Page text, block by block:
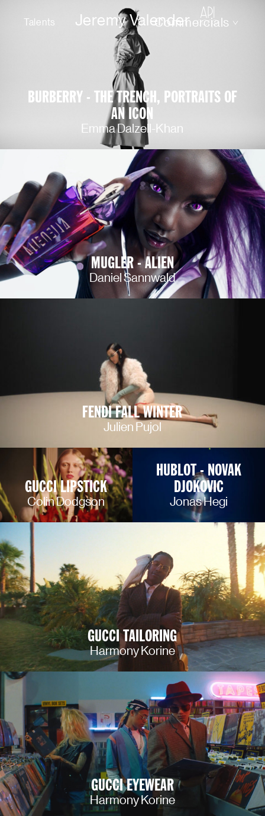
Talents Jeremy ValenderCommercials
BURBERRY - THE TRENCH, PORTRAITS OF
AN ICON
Emma Dalzell-Khan
MUGLER - ALIEN
Daniel Sannwald
FENDI FALL WINTER
Julien Pujol
GUCCI LIPSTICK
Colin Dodgson
HUBLOT - NOVAK
DJOKOVIC
Jonas Hegi
GUCCI TAILORING
Harmony Korine
GUCCI EYEWEAR
Harmony Korine